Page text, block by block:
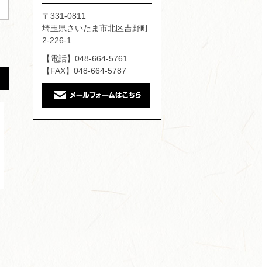
〒331-0811
埼玉県さいたま市北区吉野町
2-226-1
【電話】048-664-5761
【FAX】048-664-5787